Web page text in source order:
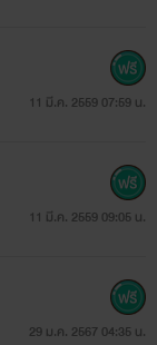
11 มี.ค. 2559 07:59 น.
11 มี.ค. 2559 09:05 น.
29 ม.ค. 2567 04:35 น.